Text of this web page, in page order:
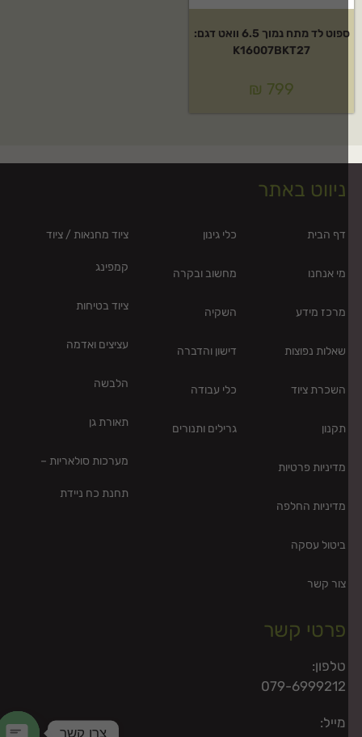
ספוט לד מתח נמוך 6.5 וואט דגם:
K16007BKT27
₪799
ניווט באתר
דף הבית
מי אנחנו
מרכז מידע
שאלות נפוצות
השכרת ציוד
תקנון
מדיניות פרטיות
מדיניות החלפה
ביטול עסקה
צור קשר
כלי גינון
מחשוב ובקרה
השקיה
דישון והדברה
כלי עבודה
גרילים ותנורים
ציוד מחנאות / ציוד
קמפינג
ציוד בטיחות
עציצים ואדמה
הלבשה
תאורת גן
מערכות סולאריות –
תחנת כח ניידת
פרטי קשר
טלפון:
079-6999212
מייל:
צרו קשר